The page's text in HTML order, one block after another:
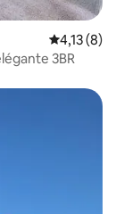
Évaluation
4,13 (8)
3BR